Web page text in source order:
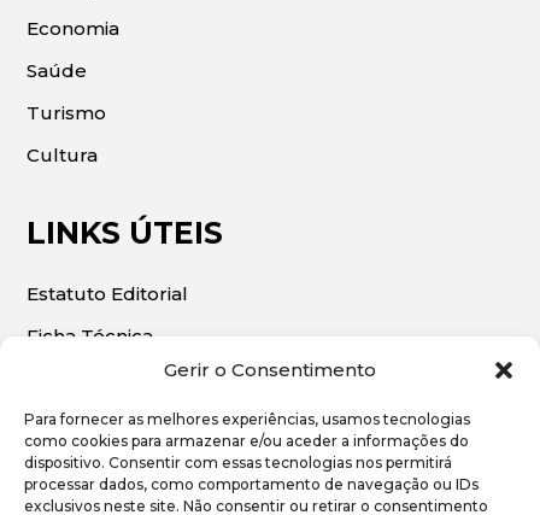
Gerir o Consentimento
Para fornecer as melhores experiências, usamos tecnologias
como cookies para armazenar e/ou aceder a informações do
dispositivo. Consentir com essas tecnologias nos permitirá
processar dados, como comportamento de navegação ou IDs
exclusivos neste site. Não consentir ou retirar o consentimento
Economia
Saúde
Turismo
Cultura
LINKS ÚTEIS
Estatuto Editorial
Ficha Técnica
© 2026 | O Algarve Económico. Todos os direitos